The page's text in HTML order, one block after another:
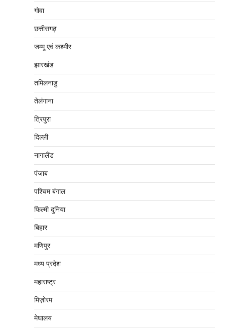
गोवा
छत्तीसगढ़
जम्‍मू एवं कश्‍मीर
झारखंड
तमिलनाडु
तेलंगाना
त्रिपुरा
दिल्‍ली
नागालैंड
पंजाब
पश्चिम बंगाल
फिल्मी दुनिया
बिहार
मणिपुर
मध्‍य प्रदेश
महाराष्‍ट्र
मिज़ोरम
मेघालय